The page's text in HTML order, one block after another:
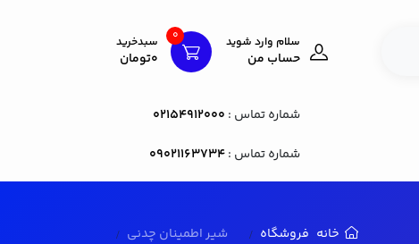
سلام وارد شوید
حساب من
0 سبدخرید
0تومان
شماره تماس : 02154912000
شماره تماس :09021163734
خانه فروشگاه شیر اطمینان چدنی